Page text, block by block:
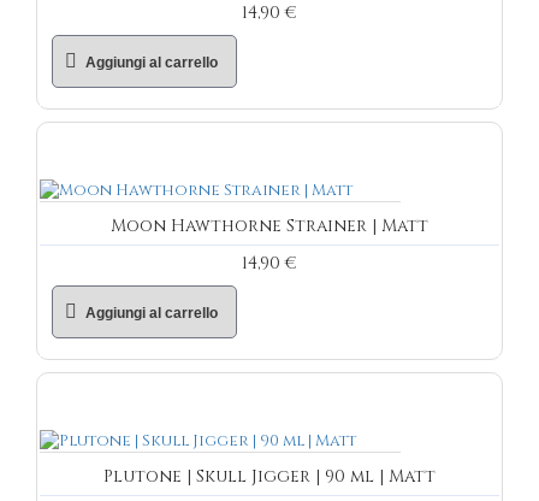
14,90 €
Aggiungi al carrello
Moon Hawthorne Strainer | Matt
14,90 €
Aggiungi al carrello
Plutone | Skull Jigger | 90 ml | Matt